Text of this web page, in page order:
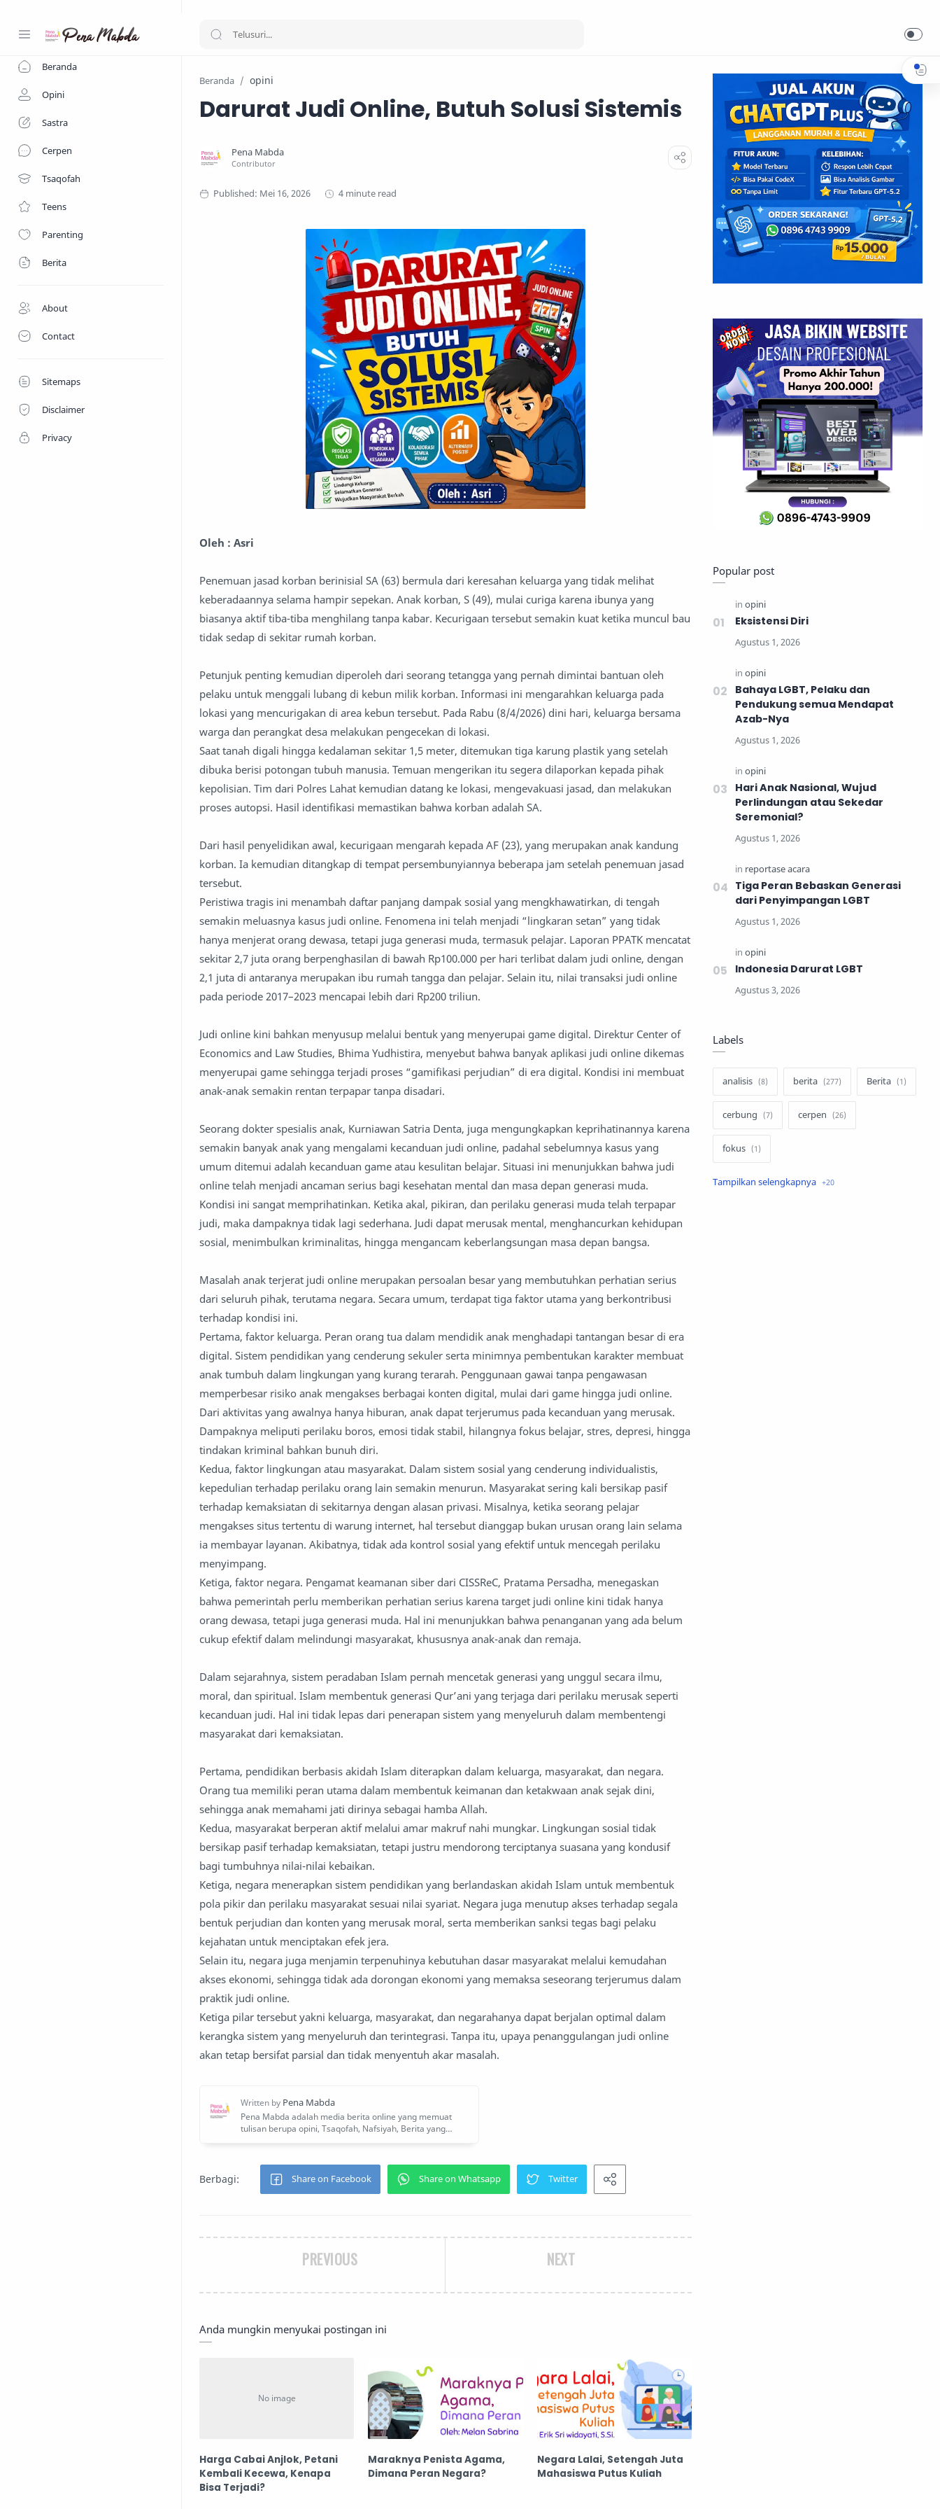
Beranda
Opini
Sastra
Cerpen
Tsaqofah
Teens
Parenting
Berita
About
Contact
Sitemaps
Disclaimer
Privacy
Beranda opini
Darurat Judi Online, Butuh Solusi Sistemis
4 minute read
Oleh : Asri
Penemuan jasad korban berinisial SA (63) bermula dari keresahan keluarga yang tidak melihat
keberadaannya selama hampir sepekan. Anak korban, S (49), mulai curiga karena ibunya yang
biasanya aktif tiba-tiba menghilang tanpa kabar. Kecurigaan tersebut semakin kuat ketika muncul bau
tidak sedap di sekitar rumah korban.
Petunjuk penting kemudian diperoleh dari seorang tetangga yang pernah dimintai bantuan oleh
pelaku untuk menggali lubang di kebun milik korban. Informasi ini mengarahkan keluarga pada
lokasi yang mencurigakan di area kebun tersebut. Pada Rabu (8/4/2026) dini hari, keluarga bersama
warga dan perangkat desa melakukan pengecekan di lokasi.
Saat tanah digali hingga kedalaman sekitar 1,5 meter, ditemukan tiga karung plastik yang setelah
dibuka berisi potongan tubuh manusia. Temuan mengerikan itu segera dilaporkan kepada pihak
kepolisian. Tim dari Polres Lahat kemudian datang ke lokasi, mengevakuasi jasad, dan melakukan
proses autopsi. Hasil identifikasi memastikan bahwa korban adalah SA.
Dari hasil penyelidikan awal, kecurigaan mengarah kepada AF (23), yang merupakan anak kandung
korban. Ia kemudian ditangkap di tempat persembunyiannya beberapa jam setelah penemuan jasad
tersebut.
Peristiwa tragis ini menambah daftar panjang dampak sosial yang mengkhawatirkan, di tengah
semakin meluasnya kasus judi online. Fenomena ini telah menjadi “lingkaran setan” yang tidak
hanya menjerat orang dewasa, tetapi juga generasi muda, termasuk pelajar. Laporan PPATK mencatat
sekitar 2,7 juta orang berpenghasilan di bawah Rp100.000 per hari terlibat dalam judi online, dengan
2,1 juta di antaranya merupakan ibu rumah tangga dan pelajar. Selain itu, nilai transaksi judi online
pada periode 2017–2023 mencapai lebih dari Rp200 triliun.
Judi online kini bahkan menyusup melalui bentuk yang menyerupai game digital. Direktur Center of
Economics and Law Studies, Bhima Yudhistira, menyebut bahwa banyak aplikasi judi online dikemas
menyerupai game sehingga terjadi proses “gamifikasi perjudian” di era digital. Kondisi ini membuat
anak-anak semakin rentan terpapar tanpa disadari.
Seorang dokter spesialis anak, Kurniawan Satria Denta, juga mengungkapkan keprihatinannya karena
semakin banyak anak yang mengalami kecanduan judi online, padahal sebelumnya kasus yang
umum ditemui adalah kecanduan game atau kesulitan belajar. Situasi ini menunjukkan bahwa judi
online telah menjadi ancaman serius bagi kesehatan mental dan masa depan generasi muda.
Kondisi ini sangat memprihatinkan. Ketika akal, pikiran, dan perilaku generasi muda telah terpapar
judi, maka dampaknya tidak lagi sederhana. Judi dapat merusak mental, menghancurkan kehidupan
sosial, menimbulkan kriminalitas, hingga mengancam keberlangsungan masa depan bangsa.
Masalah anak terjerat judi online merupakan persoalan besar yang membutuhkan perhatian serius
dari seluruh pihak, terutama negara. Secara umum, terdapat tiga faktor utama yang berkontribusi
terhadap kondisi ini.
Pertama, faktor keluarga. Peran orang tua dalam mendidik anak menghadapi tantangan besar di era
digital. Sistem pendidikan yang cenderung sekuler serta minimnya pembentukan karakter membuat
anak tumbuh dalam lingkungan yang kurang terarah. Penggunaan gawai tanpa pengawasan
memperbesar risiko anak mengakses berbagai konten digital, mulai dari game hingga judi online.
Dari aktivitas yang awalnya hanya hiburan, anak dapat terjerumus pada kecanduan yang merusak.
Dampaknya meliputi perilaku boros, emosi tidak stabil, hilangnya fokus belajar, stres, depresi, hingga
tindakan kriminal bahkan bunuh diri.
Kedua, faktor lingkungan atau masyarakat. Dalam sistem sosial yang cenderung individualistis,
kepedulian terhadap perilaku orang lain semakin menurun. Masyarakat sering kali bersikap pasif
terhadap kemaksiatan di sekitarnya dengan alasan privasi. Misalnya, ketika seorang pelajar
mengakses situs tertentu di warung internet, hal tersebut dianggap bukan urusan orang lain selama
ia membayar layanan. Akibatnya, tidak ada kontrol sosial yang efektif untuk mencegah perilaku
menyimpang.
Ketiga, faktor negara. Pengamat keamanan siber dari CISSReC, Pratama Persadha, menegaskan
bahwa pemerintah perlu memberikan perhatian serius karena target judi online kini tidak hanya
orang dewasa, tetapi juga generasi muda. Hal ini menunjukkan bahwa penanganan yang ada belum
cukup efektif dalam melindungi masyarakat, khususnya anak-anak dan remaja.
Dalam sejarahnya, sistem peradaban Islam pernah mencetak generasi yang unggul secara ilmu,
moral, dan spiritual. Islam membentuk generasi Qur’ani yang terjaga dari perilaku merusak seperti
kecanduan judi. Hal ini tidak lepas dari penerapan sistem yang menyeluruh dalam membentengi
masyarakat dari kemaksiatan.
Pertama, pendidikan berbasis akidah Islam diterapkan dalam keluarga, masyarakat, dan negara.
Orang tua memiliki peran utama dalam membentuk keimanan dan ketakwaan anak sejak dini,
sehingga anak memahami jati dirinya sebagai hamba Allah.
Kedua, masyarakat berperan aktif melalui amar makruf nahi mungkar. Lingkungan sosial tidak
bersikap pasif terhadap kemaksiatan, tetapi justru mendorong terciptanya suasana yang kondusif
bagi tumbuhnya nilai-nilai kebaikan.
Ketiga, negara menerapkan sistem pendidikan yang berlandaskan akidah Islam untuk membentuk
pola pikir dan perilaku masyarakat sesuai nilai syariat. Negara juga menutup akses terhadap segala
bentuk perjudian dan konten yang merusak moral, serta memberikan sanksi tegas bagi pelaku
kejahatan untuk menciptakan efek jera.
Selain itu, negara juga menjamin terpenuhinya kebutuhan dasar masyarakat melalui kemudahan
akses ekonomi, sehingga tidak ada dorongan ekonomi yang memaksa seseorang terjerumus dalam
praktik judi online.
Ketiga pilar tersebut yakni keluarga, masyarakat, dan negarahanya dapat berjalan optimal dalam
kerangka sistem yang menyeluruh dan terintegrasi. Tanpa itu, upaya penanggulangan judi online
akan tetap bersifat parsial dan tidak menyentuh akar masalah.
NEXT
PREVIOUS
Anda mungkin menyukai postingan ini
Harga Cabai Anjlok, Petani
Kembali Kecewa, Kenapa
Bisa Terjadi?
Maraknya Penista Agama,
Dimana Peran Negara?
Negara Lalai, Setengah Juta
Mahasiswa Putus Kuliah
Popular post
Eksistensi Diri
Bahaya LGBT, Pelaku dan
Pendukung semua Mendapat
Azab-Nya
Hari Anak Nasional, Wujud
Perlindungan atau Sekedar
Seremonial?
Tiga Peran Bebaskan Generasi
dari Penyimpangan LGBT
Indonesia Darurat LGBT
Labels
analisis berita Berita
cerbung cerpen
fokus
hukum internasional